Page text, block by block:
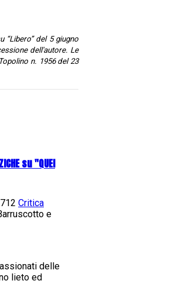
“Libero” del 5 giugno
dell'autore. Le
n. 1956 del 23
su "QUEI
Critica
e
delle
lieto ed